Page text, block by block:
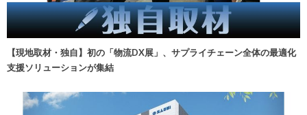
【現地取材・独自】初の「物流DX展」、サプライチェーン全体の最適化
支援ソリューションが集結